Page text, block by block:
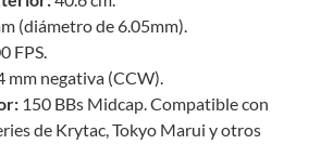
(diámetro de 6.05mm).
FPS.
mm negativa (CCW).
150 BBs Midcap. Compatible con
de Krytac, Tokyo Marui y otros